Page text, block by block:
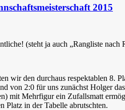
2015
(steht ja auch „Rangliste
wir den durchaus respektablen 8.
von 2:0 für uns zunächst Holger
mit Mehrfigur ein Zufallsmatt
Platz in der Tabelle abrutschten.